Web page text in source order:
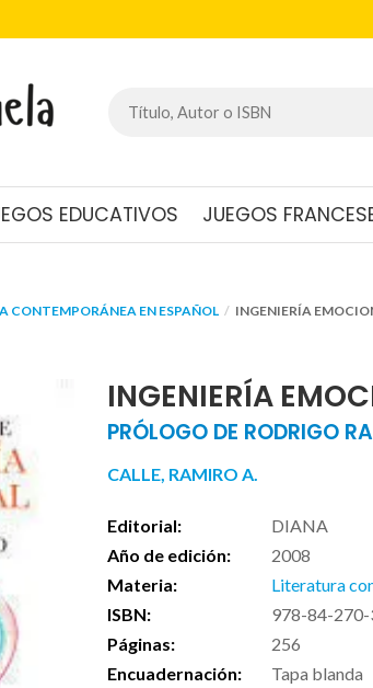
EDUCATIVOS JUEGOS
CONTEMPORÁNEA EN ESPAÑOL INGENIERÍA
INGENIERÍA
PRÓLOGO DE RODRIGO
CALLE, RAMIRO A.
Editorial:
DIANA
Año de edición:
2008
Materia:
Literatura
ISBN:
978-84-
Páginas:
256
Encuadernación:
Tapa blanda